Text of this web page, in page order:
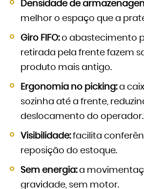
Densidade de
melhor o espaço que a
Giro FIFO:o abastecimento
retirada pela frente fazem
produto mais antigo.
Ergonomia no picking:a
sozinha até a frente,
deslocamento do operador.
Visibilidade:facilita
reposição do estoque.
Sem energia:a
gravidade, sem motor.